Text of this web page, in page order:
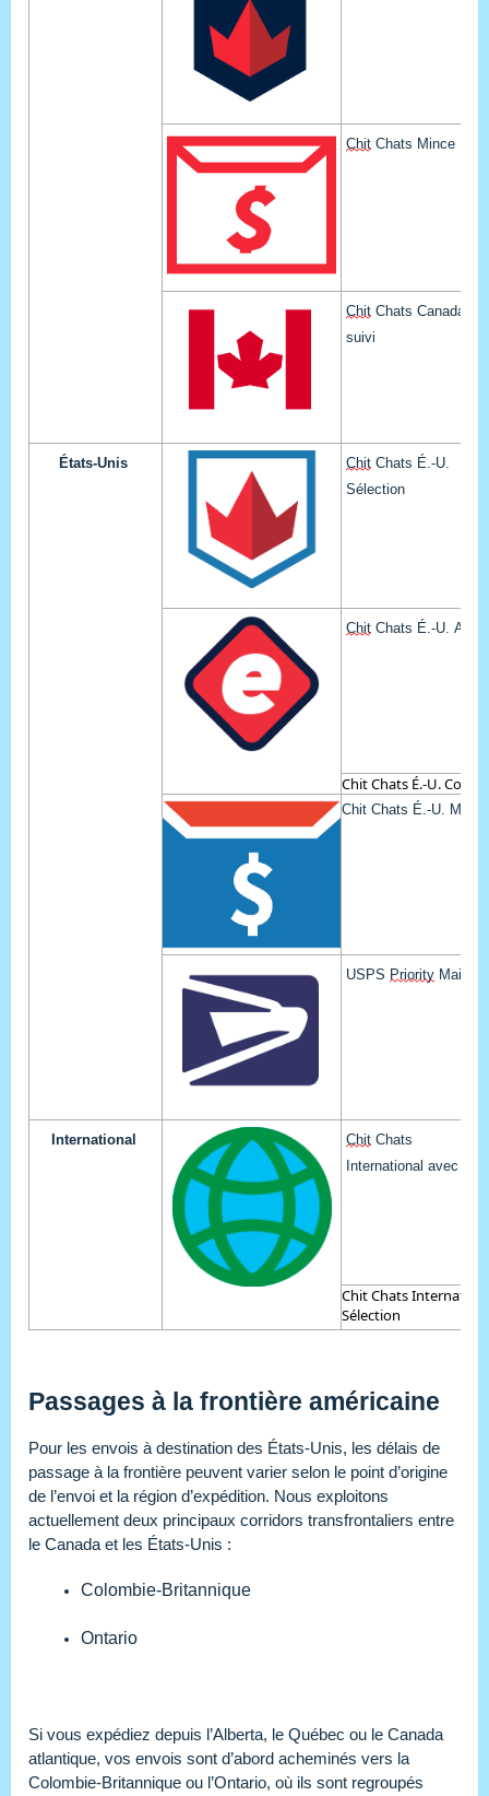
Chit Chats Mince
Chit Chats Canada
suivi
États-Unis Chit Chats É.-U.
Sélection
Chit Chats É.-U. Agile
Chit Chats É.-U.
Chit Chats É.-U. Mince
USPS Priority Mail
International Chit Chats
International avec
Chit Chats
Sélection
Passages à la frontière américaine
Pour les envois à destination des États-Unis, les délais de
passage à la frontière peuvent varier selon le point d’origine
de l’envoi et la région d’expédition. Nous exploitons
actuellement deux principaux corridors transfrontaliers entre
le Canada et les États-Unis :
Colombie-Britannique
Ontario
Si vous expédiez depuis l’Alberta, le Québec ou le Canada
atlantique, vos envois sont d’abord acheminés vers la
Colombie-Britannique ou l’Ontario, où ils sont regroupés